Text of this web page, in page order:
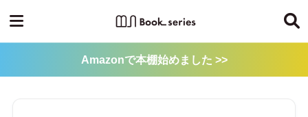
Amazonで本棚始めました >>